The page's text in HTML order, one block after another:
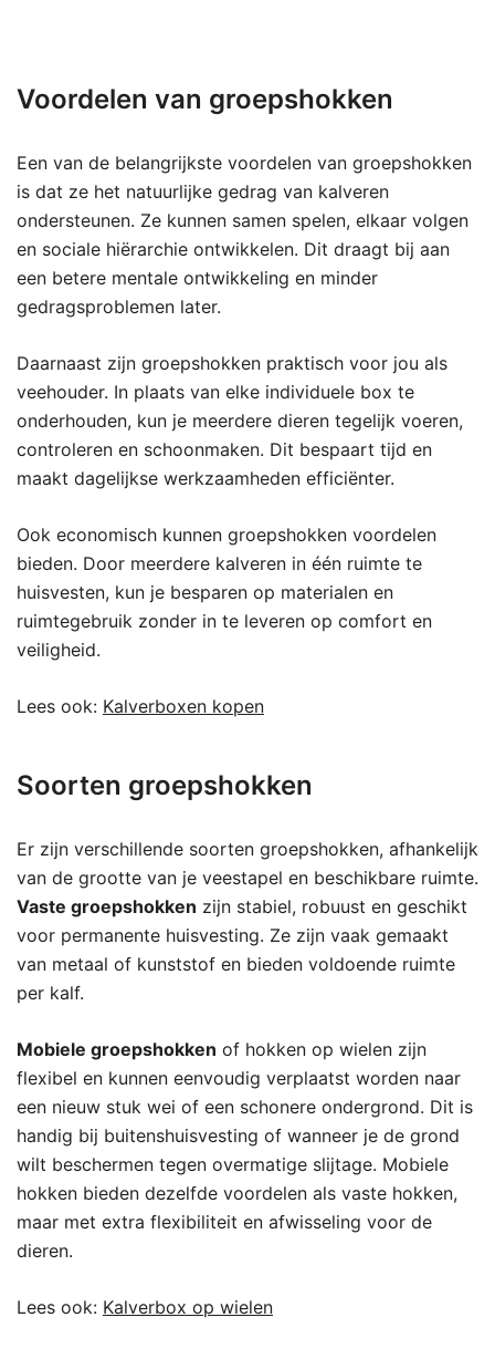
Voordelen van groepshokken
Een van de belangrijkste voordelen van groepshokken
is dat ze het natuurlijke gedrag van kalveren
ondersteunen. Ze kunnen samen spelen, elkaar volgen
en sociale hiërarchie ontwikkelen. Dit draagt bij aan
een betere mentale ontwikkeling en minder
gedragsproblemen later.
Daarnaast zijn groepshokken praktisch voor jou als
veehouder. In plaats van elke individuele box te
onderhouden, kun je meerdere dieren tegelijk voeren,
controleren en schoonmaken. Dit bespaart tijd en
maakt dagelijkse werkzaamheden efficiënter.
Ook economisch kunnen groepshokken voordelen
bieden. Door meerdere kalveren in één ruimte te
huisvesten, kun je besparen op materialen en
ruimtegebruik zonder in te leveren op comfort en
veiligheid.
Lees ook: Kalverboxen kopen
Soorten groepshokken
Er zijn verschillende soorten groepshokken, afhankelijk
van de grootte van je veestapel en beschikbare ruimte.
Vaste groepshokken zijn stabiel, robuust en geschikt
voor permanente huisvesting. Ze zijn vaak gemaakt
van metaal of kunststof en bieden voldoende ruimte
per kalf.
Mobiele groepshokken of hokken op wielen zijn
flexibel en kunnen eenvoudig verplaatst worden naar
een nieuw stuk wei of een schonere ondergrond. Dit is
handig bij buitenshuisvesting of wanneer je de grond
wilt beschermen tegen overmatige slijtage. Mobiele
hokken bieden dezelfde voordelen als vaste hokken,
maar met extra flexibiliteit en afwisseling voor de
dieren.
Lees ook: Kalverbox op wielen